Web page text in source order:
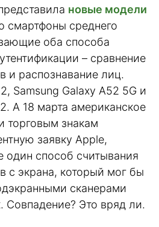
новые модели
смартфоны среднего
оба способа
– сравнение
и распознавание лиц.
Samsung Galaxy A52 5G и
А 18 марта американское
торговым знакам
заявку Apple,
способ считывания
с экрана, который мог бы
сканерами
Совпадение? Это вряд ли.